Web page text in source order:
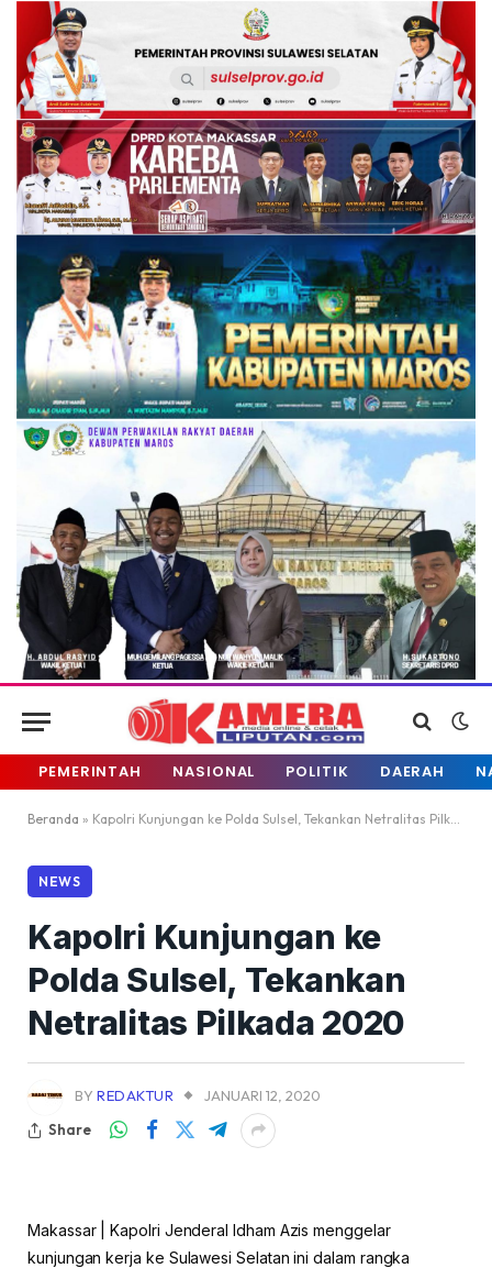
PEMERINTAH NASIONAL POLITIK DAERAH
Beranda » Kapolri Kunjungan ke Polda Sulsel, Tekankan Netralitas Pilkada 2020
NEWS
Kapolri Kunjungan ke
Polda Sulsel, Tekankan
Netralitas Pilkada 2020
BY REDAKTUR
JANUARI 12, 2020
Share
Makassar | Kapolri Jenderal Idham Azis menggelar
kunjungan kerja ke Sulawesi Selatan ini dalam rangka